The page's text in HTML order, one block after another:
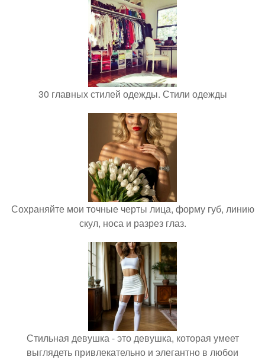
30 главных стилей одежды. Стили одежды
Сохраняйте мои точные черты лица, форму губ, линию
скул, носа и разрез глаз.
Стильная девушка - это девушка, которая умеет
выглядеть привлекательно и элегантно в любои